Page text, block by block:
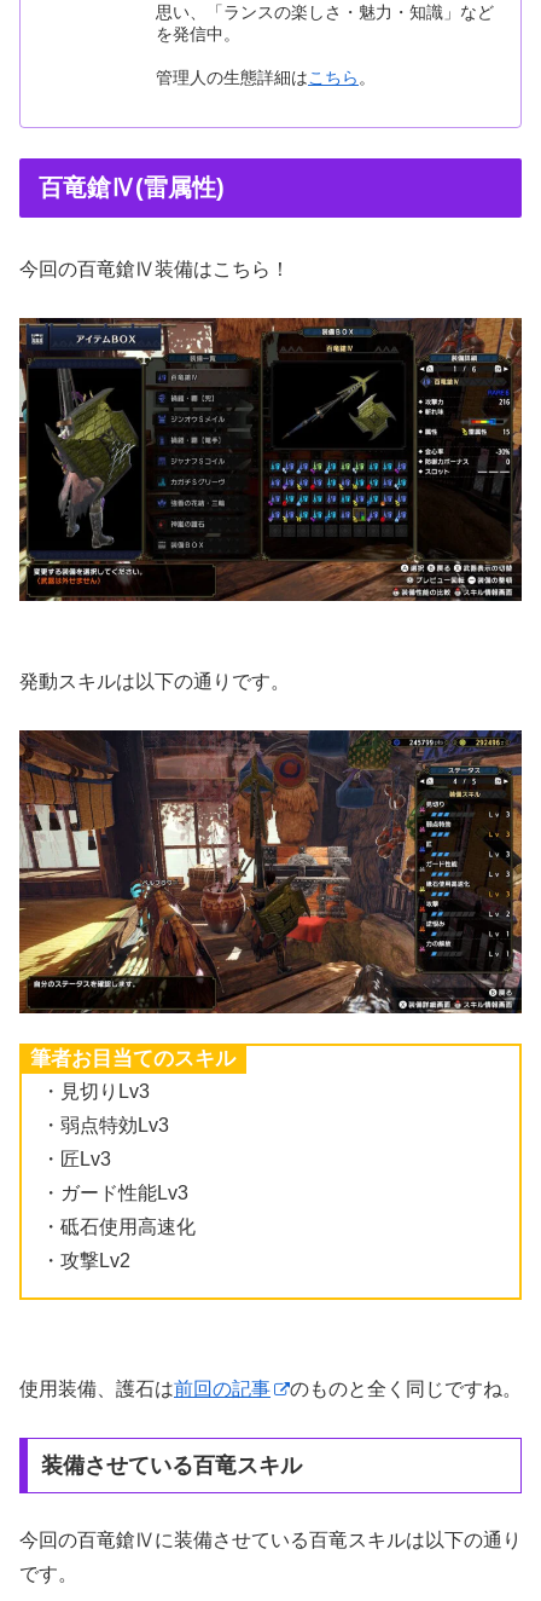
思い、「ランスの楽しさ・魅力・知識」など
を発信中。
管理人の生態詳細はこちら。
百竜鎗Ⅳ(雷属性)
今回の百竜鎗Ⅳ装備はこちら！
発動スキルは以下の通りです。
筆者お目当てのスキル
・見切りLv3
・弱点特効Lv3
・匠Lv3
・ガード性能Lv3
・砥石使用高速化
・攻撃Lv2
使用装備、護石は前回の記事 のものと全く同じですね。
装備させている百竜スキル
今回の百竜鎗Ⅳに装備させている百竜スキルは以下の通り
です。